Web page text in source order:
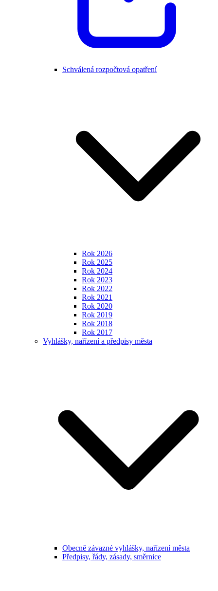
Schválená rozpočtová opatření
Rok 2026
Rok 2025
Rok 2024
Rok 2023
Rok 2022
Rok 2021
Rok 2020
Rok 2019
Rok 2018
Rok 2017
Vyhlášky, nařízení a předpisy města
Obecně závazné vyhlášky, nařízení města
Předpisy, řády, zásady, směrnice